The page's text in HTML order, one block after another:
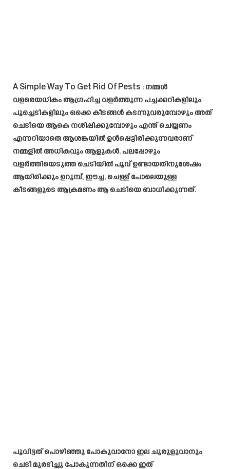
A Simple Way To Get Rid Of Pests : നമ്മൾ
വളരെയധികം ആഗ്രഹിച്ച വളർത്തുന്ന പച്ചക്കറികളിലും
പൂച്ചെടികളിലും ഒക്കെ കീടങ്ങൾ കടന്നുവരുമ്പോഴും അത്
ചെടിയെ ആകെ നശിപ്പിക്കുമ്പോഴും എന്ത് ചെയ്യണം
എന്നറിയാതെ ആശങ്കയിൽ ഉൾപ്പെട്ടിരിക്കുന്നവരാണ്
നമ്മളിൽ അധികവും ആളുകൾ. പലപ്പോഴും
വളർത്തിയെടുത്ത ചെടിയിൽ പൂവ് ഉണ്ടായതിനുശേഷം
ആയിരിക്കും ഉറുമ്പ്, ഈച്ച, ചെള്ള് പോലെയുള്ള
കീടങ്ങളുടെ ആക്രമണം ആ ചെടിയെ ബാധിക്കുന്നത്.
പൂവിട്ടത് പൊഴിഞ്ഞു പോകുവാനോ ഇല ചുരുളുവാനും
ചെടി മുരടിച്ചു പോകുന്നതിന് ഒക്കെ ഇത്